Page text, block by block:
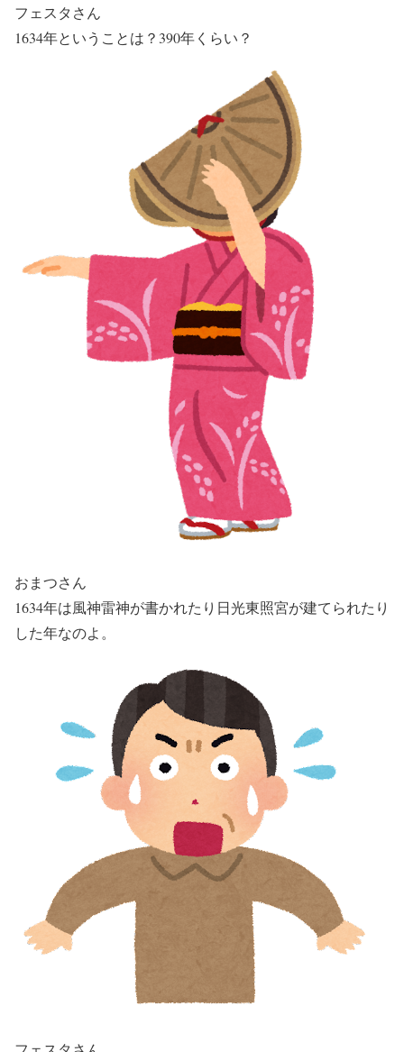
フェスタさん
1634年ということは？390年くらい？
おまつさん
1634年は風神雷神が書かれたり日光東照宮が建てられたり
した年なのよ。